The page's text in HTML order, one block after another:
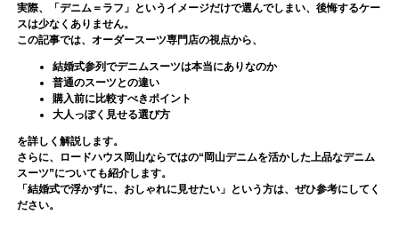
実際、「デニム＝ラフ」というイメージだけで選んでしまい、後悔するケー
スは少なくありません。
この記事では、オーダースーツ専門店の視点から、
結婚式参列でデニムスーツは本当にありなのか
普通のスーツとの違い
購入前に比較すべきポイント
大人っぽく見せる選び方
を詳しく解説します。
さらに、ロードハウス岡山ならではの“岡山デニムを活かした上品なデニム
スーツ”についても紹介します。
「結婚式で浮かずに、おしゃれに見せたい」という方は、ぜひ参考にしてく
ださい。